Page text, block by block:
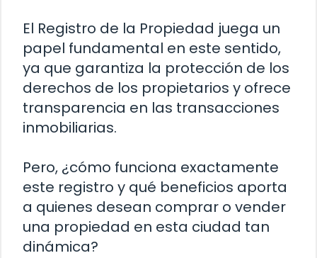
El Registro de la Propiedad juega un
papel fundamental en este sentido,
ya que garantiza la protección de los
derechos de los propietarios y ofrece
transparencia en las transacciones
inmobiliarias.
Pero, ¿cómo funciona exactamente
este registro y qué beneficios aporta
a quienes desean comprar o vender
una propiedad en esta ciudad tan
dinámica?